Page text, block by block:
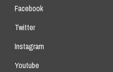
Facebook
Twitter
Instagram
Youtube